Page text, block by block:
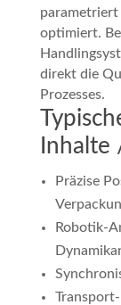
parametriert
optimiert.
direkt die
Prozesses.
Inhalte
Präzise
Robotik-